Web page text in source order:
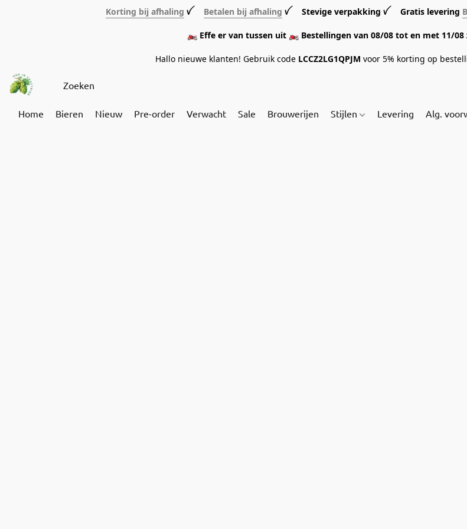
Korting bij afhaling ꪜ Betalen bij afhaling ꪜ Stevige verpakking ꪜ Gratis levering
🏍️ Effe er van tussen uit 🏍️ Bestellingen van 08/08 tot en met 11/08
Hallo nieuwe klanten! Gebruik code LCCZ2LG1QPJM voor 5% korting op
Home Bieren Nieuw Pre-order Verwacht Sale Brouwerijen Stijlen Levering Alg.